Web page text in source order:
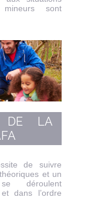
sont
DE LA
de suivre
et un
déroulent
dans l’ordre